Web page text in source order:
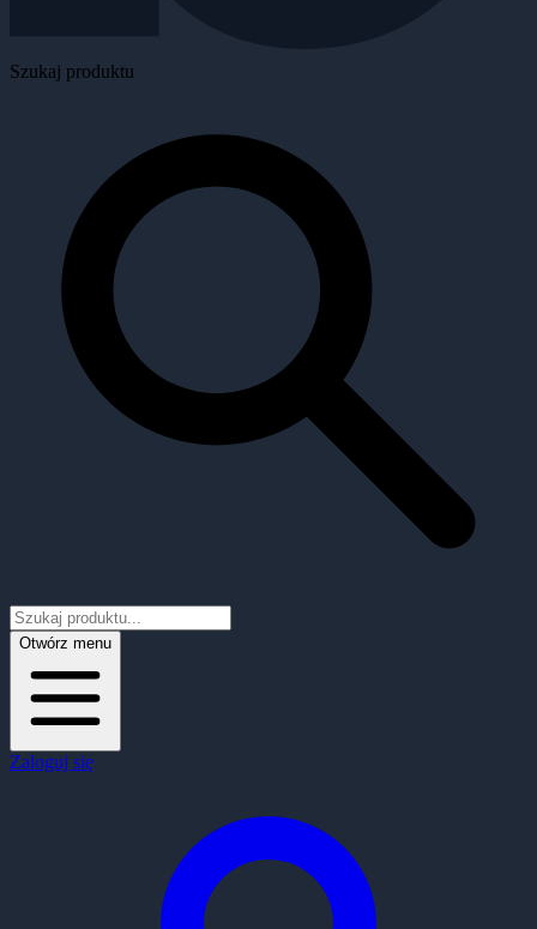
Szukaj produktu
Otwórz menu
Zaloguj się